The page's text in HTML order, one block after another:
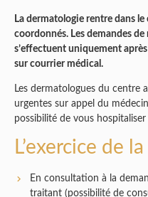
La dermatologie rentre dans
coordonnés. Les demandes de
s’effectuent uniquement
sur courrier médical.
Les dermatologues du centre
urgentes sur appel du
possibilité de vous
L’exercice de
En consultation à la
traitant (possibilité de